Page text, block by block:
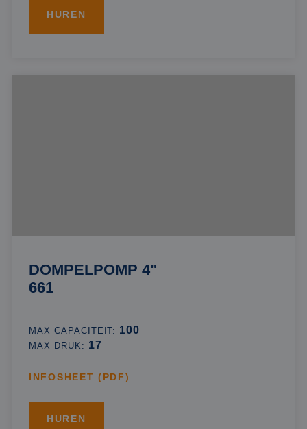
HUREN
DOMPELPOMP 4"
661
MAX CAPACITEIT: 100
MAX DRUK: 17
INFOSHEET (PDF)
HUREN